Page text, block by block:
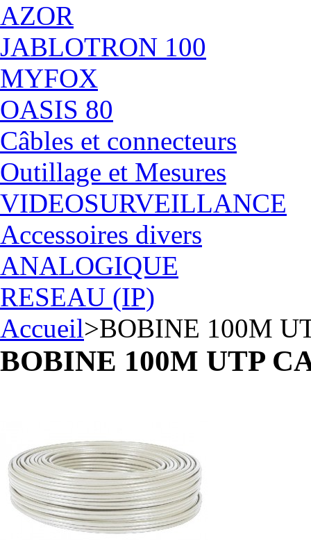
AZOR
JABLOTRON 100
MYFOX
OASIS 80
Câbles et connecteurs
Outillage et Mesures
VIDEOSURVEILLANCE
Accessoires divers
ANALOGIQUE
RESEAU (IP)
Accueil>BOBINE 100M
BOBINE 100M UTP